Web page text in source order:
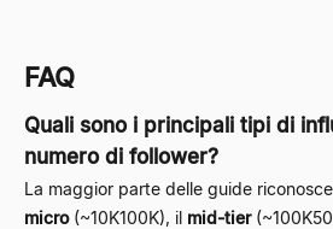
FAQ
Quali sono i principali tipi di
numero di follower?
La maggior parte delle guide
micro(~10K100K), il mid-tier